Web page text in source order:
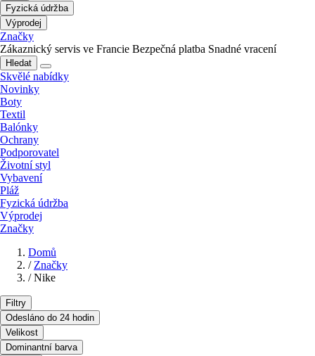
Fyzická údržba
Výprodej
Značky
Zákaznický servis ve Francie Bezpečná platba Snadné vracení
Hledat
Skvělé nabídky
Novinky
Boty
Textil
Balónky
Ochrany
Podporovatel
Životní styl
Vybavení
Pláž
Fyzická údržba
Výprodej
Značky
Domů
/ Značky
/ Nike
Filtry
Odesláno do 24 hodin
Velikost
Dominantní barva